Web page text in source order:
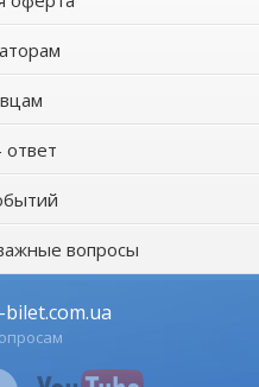
ответ
вопросы